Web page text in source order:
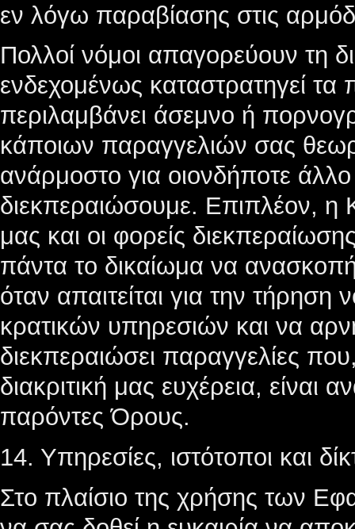
εν λόγω παραβίασης στις
Πολλοί νόμοι απαγορεύουν τη
ενδεχομένως καταστρατηγεί
περιλαμβάνει άσεμνο ή
κάποιων παραγγελιών σας
ανάρμοστο για οιονδήποτε
διεκπεραιώσουμε. Επιπλέον, η
μας και οι φορείς
πάντα το δικαίωμα να
όταν απαιτείται για την
κρατικών υπηρεσιών και να
διεκπεραιώσει παραγγελίες
διακριτική μας ευχέρεια, είναι
παρόντες Όρους.
14. Υπηρεσίες, ιστότοποι και
Στο πλαίσιο της χρήσης των